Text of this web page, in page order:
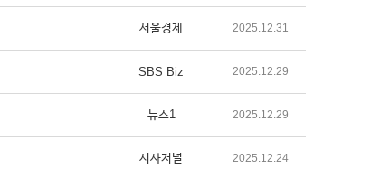
서울경제 2025.12.31
SBS Biz 2025.12.29
뉴스1 2025.12.29
시사저널 2025.12.24